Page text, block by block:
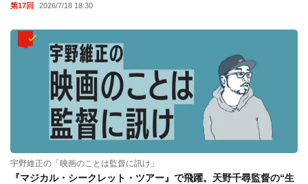
第17回 2026/7/18 18:30
宇野維正の「映画のことは監督に訊け」
『マジカル・シークレット・ツアー』で飛躍。天野千尋監督の“生